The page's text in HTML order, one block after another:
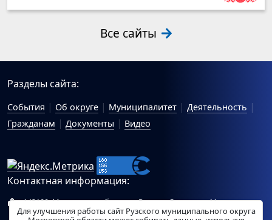
Все сайты
Разделы сайта:
События Об округе Муниципалитет
Деятельность
Гражданам
Документы Видео
Контактная информация:
143100, Московская область, г.Руза, ул.Солнцева, 11
Схема проезда
Для улучшения работы сайт Рузского муниципального округа